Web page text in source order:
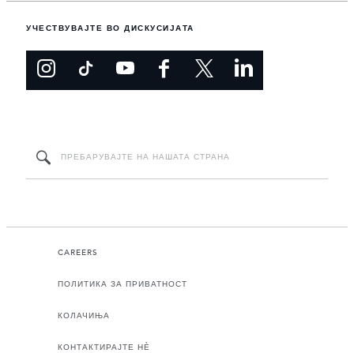
УЧЕСТВУВАЈТЕ ВО ДИСКУСИЈАТА
CAREERS
ПОЛИТИКА ЗА ПРИВАТНОСТ
КОЛАЧИЊА
КОНТАКТИРАЈТЕ НЀ